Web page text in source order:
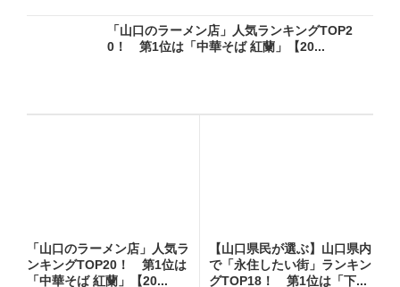
「山口のラーメン店」人気ランキングTOP2
0！ 第1位は「中華そば 紅蘭」【20...
「山口のラーメン店」人気ラ
ンキングTOP20！ 第1位は
「中華そば 紅蘭」【20...
【山口県民が選ぶ】山口県内
で「永住したい街」ランキン
グTOP18！ 第1位は「下...